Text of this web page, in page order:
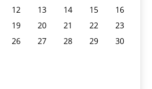
12 13 14 15
16
19 20 21 22
23
26 27 28 29
30